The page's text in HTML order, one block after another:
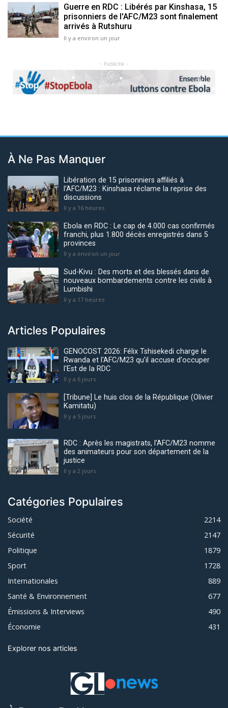
Guerre en RDC : Libérés par Kinshasa, 15
prisonniers de l'AFC/M23 sont finalement
arrivés à Rutshuru
Il y a environ un jour
- Publicité -
Previous Next
À Ne Pas Manquer
Libération de 15 prisonniers affiliés à
l’AFC/M23 : Kinshasa réclame la reprise des
discussions
Il y a 16 heures
Ebola en RDC : Le cap de 4.000 cas confirmés
franchi, plus 1.800 décès enregistrés dans 5
provinces
Il y a environ un jour
Sud-Kivu : Des morts et des blessés dans de
nouveaux bombardements contre les civils à
Lumbishi
Il y a 17 heures
Articles Populaires
GENOCOST 2026: Félix Tshisekedi charge le
Rwanda et l'AFC/M23 qu'il accuse d'occuper
l'Est de la RDC
Il y a 6 jours
[Tribune] Le huis clos de la République (Olivier
Kamitatu)
Il y a 5 jours
RDC : Après les magistrats, l’AFC/M23 nomme
des animateurs pour son département de la
justice
Il y a 2 jours
Catégories Populaires
Société
2214
Sécurité
2147
Politique
1879
Sport
1728
Internationales
889
Santé & Environnement
677
Émissions & Interviews
490
Économie
431
Explorer nos articles